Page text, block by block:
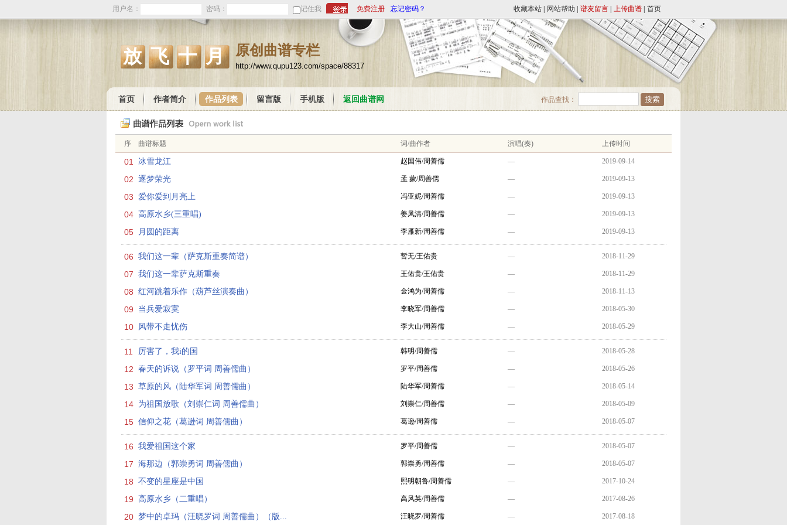
用户名： 密码： 记住我 免费注册 忘记密码？ 收藏本站 网站帮助 谱友留言 上传曲谱 首页
放飞十月 原创曲谱专栏
http://www.qupu123.com/space/88317
作品查找：
首页 作者简介 作品列表 留言版 手机版 返回曲谱网
序 曲谱标题 词/曲作者 演唱(奏) 上传时间
01 冰雪龙江 赵国伟/周善儒 — 2019-09-14
02 逐梦荣光 孟 蒙/周善儒 — 2019-09-13
03 爱你爱到月亮上 冯亚妮/周善儒 — 2019-09-13
04 高原水乡(三重唱) 姜凤清/周善儒 — 2019-09-13
05 月圆的距离 李雁新/周善儒 — 2019-09-13
06 我们这一辈（萨克斯重奏简谱） 暂无/王佑贵 — 2018-11-29
07 我们这一辈萨克斯重奏 王佑贵/王佑贵 — 2018-11-29
08 红河跳着乐作（葫芦丝演奏曲） 金鸿为/周善儒 — 2018-11-13
09 当兵爱寂寞 李晓军/周善儒 — 2018-05-30
10 风带不走忧伤 李大山/周善儒 — 2018-05-29
11 厉害了，我i的国 韩明/周善儒 — 2018-05-28
12 春天的诉说（罗平词 周善儒曲） 罗平/周善儒 — 2018-05-26
13 草原的风（陆华军词 周善儒曲） 陆华军/周善儒 — 2018-05-14
14 为祖国放歌（刘崇仁词 周善儒曲） 刘崇仁/周善儒 — 2018-05-09
15 信仰之花（葛逊词 周善儒曲） 葛逊/周善儒 — 2018-05-07
16 我爱祖国这个家 罗平/周善儒 — 2018-05-07
17 海那边（郭崇勇词 周善儒曲） 郭崇勇/周善儒 — 2018-05-07
18 不变的星座是中国 熙明朝鲁/周善儒 — 2017-10-24
19 高原水乡（二重唱） 高风英/周善儒 — 2017-08-26
20 梦中的卓玛（汪晓罗词 周善儒曲）（版... 汪晓罗/周善儒 — 2017-08-18